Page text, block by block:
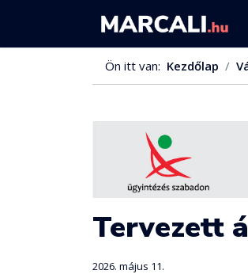
Ön itt van: Kezdőlap
Tervezett
2026. május 11.